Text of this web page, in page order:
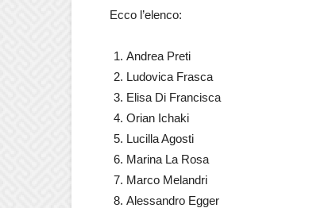
Ecco l’elenco:
Andrea Preti
Ludovica Frasca
Elisa Di Francisca
Orian Ichaki
Lucilla Agosti
Marina La Rosa
Marco Melandri
Alessandro Egger